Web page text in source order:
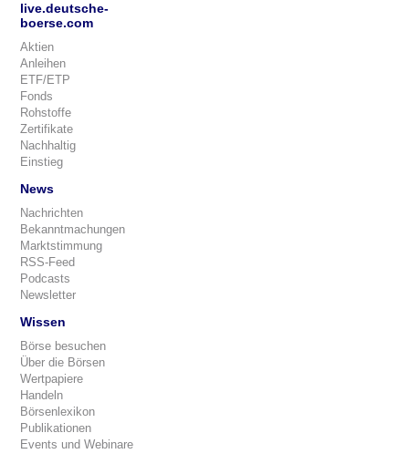
live.deutsche-
boerse.com
Aktien
Anleihen
ETF/ETP
Fonds
Rohstoffe
Zertifikate
Nachhaltig
Einstieg
News
Nachrichten
Bekanntmachungen
Marktstimmung
RSS-Feed
Podcasts
Newsletter
Wissen
Börse besuchen
Über die Börsen
Wertpapiere
Handeln
Börsenlexikon
Publikationen
Events und Webinare